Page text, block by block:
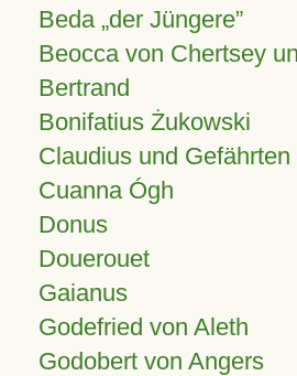
Beda „der Jüngere”
Beocca von Chertsey
Bertrand
Bonifatius Żukowski
Claudius und Gefährten
Cuanna Ógh
Donus
Douerouet
Gaianus
Godefried von Aleth
Godobert von Angers